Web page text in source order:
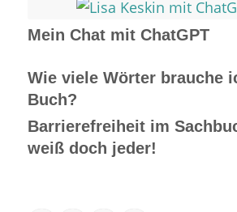
Mein Chat mit ChatGPT
Wie viele Wörter brauche
Buch?
Barrierefreiheit im
weiß doch jeder!